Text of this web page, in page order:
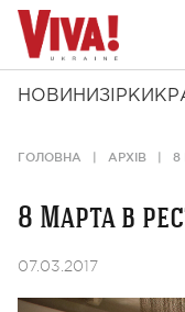
НОВИНИ ЗІРКИ
ГОЛОВНА АРХІВ 8
8 Марта в
07.03.2017